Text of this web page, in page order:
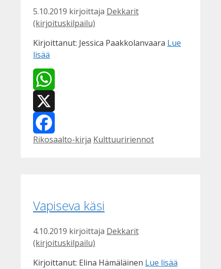
5.10.2019 kirjoittaja Dekkarit
(kirjoituskilpailu)
Kirjoittanut: Jessica Paakkolanvaara Lue
lisää
WhatsApp
X
Facebook
Kategoriat
Rikosaalto-kirja Avainsanat
Kulttuuririennot
Vapiseva käsi
4.10.2019 kirjoittaja Dekkarit
(kirjoituskilpailu)
Kirjoittanut: Elina Hämäläinen Lue lisää